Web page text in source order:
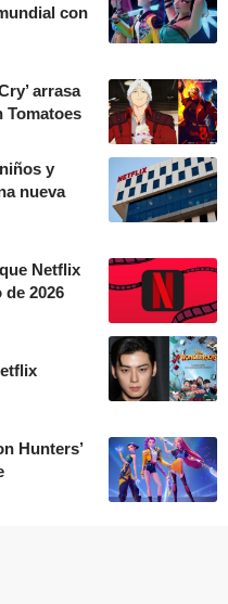
con
arrasa
Tomatoes
y
nueva
Netflix
2026
Hunters’